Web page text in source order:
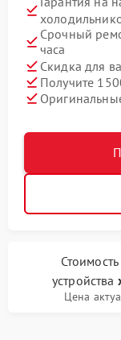
Срочный
часа
Скидка для
Получите
устройства
Цена